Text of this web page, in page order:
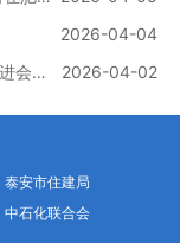
2026-04-04
泰安市建筑业与工业、商务协同发展推进会暨建筑业场景招商对接会在肥城召开
2026-04-02
泰安市住建局
中石化联合会